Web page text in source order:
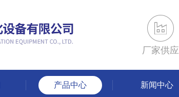
厂家供应
产品中心 新闻中心